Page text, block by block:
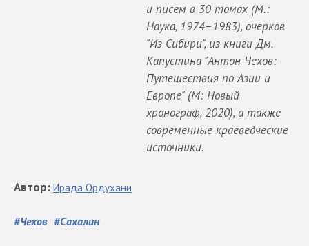
и писем в 30 томах (М.:
Наука, 1974–1983), очерков
"Из Сибири", из книги Дм.
Капустина "Антон Чехов:
Путешествия по Азии и
Европе" (М: Новый
хронограф, 2020), а также
современные краеведческие
источники.
#Чехов #Сахалин
Автор: Ирада Ордухани